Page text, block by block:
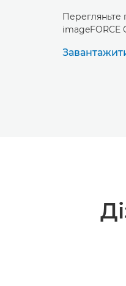
Перегляньте
imageFORCE